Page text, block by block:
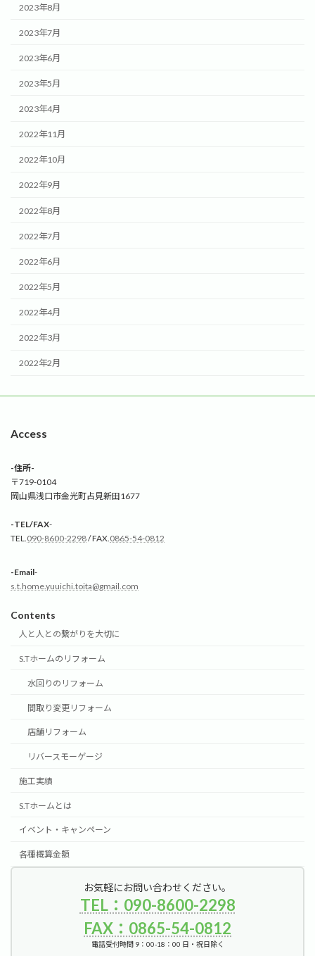
2023年8月
2023年7月
2023年6月
2023年5月
2023年4月
2022年11月
2022年10月
2022年9月
2022年8月
2022年7月
2022年6月
2022年5月
2022年4月
2022年3月
2022年2月
Access
-住所-
〒719-0104
岡山県浅口市金光町占見新田1677
-TEL/FAX-
TEL. 090-8600-2298/ FAX. 0865-54-0812
-Email-
s.t.home.yuuichi.toita@gmail.com
Contents
人と人との繋がりを大切に
S.Tホームのリフォーム
水回りのリフォーム
間取り変更リフォーム
店舗リフォーム
リバースモーゲージ
施工実績
S.Tホームとは
イベント・キャンペーン
各種概算金額
お気軽にお問い合わせください。
TEL：090-8600-2298
FAX：0865-54-0812
電話受付時間 9：00-18：00 日・祝日除く